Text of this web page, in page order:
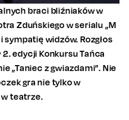
braci bliźniaków w
Zduńskiego w serialu „M
sympatię widzów. Rozgłos
edycji Konkursu Tańca
„Taniec z gwiazdami”. Nie
gra nie tylko w
teatrze.